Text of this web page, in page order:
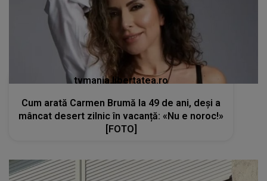
tvmania.libertatea.ro
Cum arată Carmen Brumă la 49 de ani, deși a
mâncat desert zilnic în vacanță: «Nu e noroc!»
[FOTO]